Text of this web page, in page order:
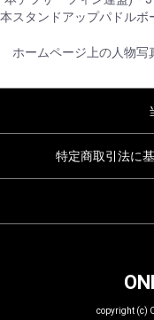
本スタンドアップパドルボ
ホームページ上の人物写
特定商取引法に
copyright (c)